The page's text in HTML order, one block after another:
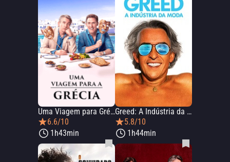
Uma Viagem para Grécia
6.6/10
1h43min
Greed: A Indústria da Moda
5.8/10
1h44min